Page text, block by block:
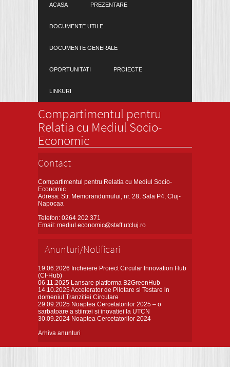
ACASA PREZENTARE
DOCUMENTE UTILE
DOCUMENTE GENERALE
OPORTUNITATI PROIECTE
LINKURI
Compartimentul pentru
Relatia cu Mediul Socio-
Economic
Contact
Compartimentul pentru Relatia cu Mediul Socio-
Economic
Adresa: Str. Memorandumului, nr. 28, Sala P4, Cluj-
Napocaa
Telefon: 0264 202 371
Email: mediul.economic@staff.utcluj.ro
Anunturi/Notificari
19.06.2026 Incheiere Proiect Circular Innovation Hub
(CI-Hub)
06.11.2025 Lansare platforma B2GreenHub
14.10.2025Accelerator de Pilotare si Testare in
domeniul Tranzitiei Circulare
29.09.2025 Noaptea Cercetatorilor 2025 – o
sarbatoare a stiintei si inovatiei la UTCN
30.09.2024 Noaptea Cercetatorilor 2024
Arhiva anunturi